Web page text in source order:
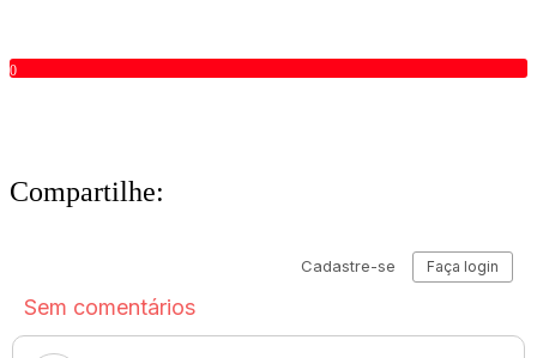
0
Compartilhe: